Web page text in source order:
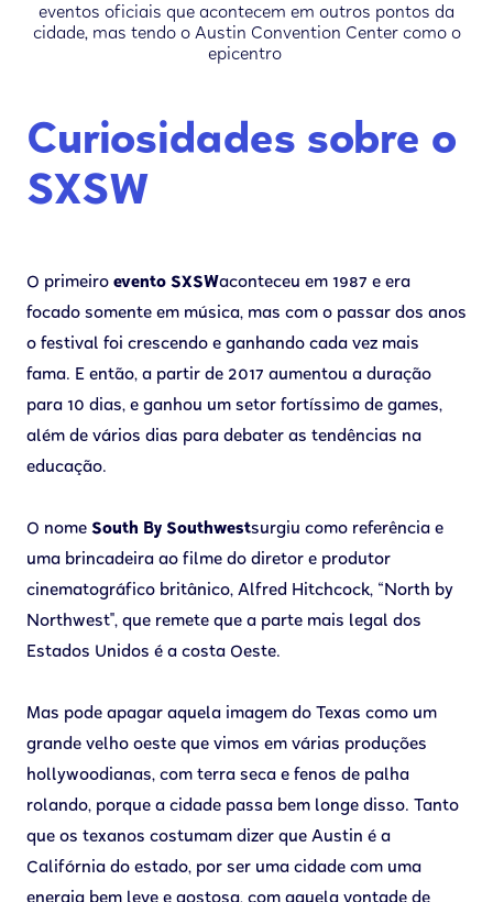
eventos oficiais que acontecem em outros pontos da
cidade, mas tendo o Austin Convention Center como o
epicentro
Curiosidades sobre o
SXSW
O primeiro evento SXSWaconteceu em 1987 e era
focado somente em música, mas com o passar dos anos
o festival foi crescendo e ganhando cada vez mais
fama. E então, a partir de 2017 aumentou a duração
para 10 dias, e ganhou um setor fortíssimo de games,
além de vários dias para debater as tendências na
educação.
O nome South By Southwestsurgiu como referência e
uma brincadeira ao filme do diretor e produtor
cinematográfico britânico, Alfred Hitchcock, “North by
Northwest", que remete que a parte mais legal dos
Estados Unidos é a costa Oeste.
Mas pode apagar aquela imagem do Texas como um
grande velho oeste que vimos em várias produções
hollywoodianas, com terra seca e fenos de palha
rolando, porque a cidade passa bem longe disso. Tanto
que os texanos costumam dizer que Austin é a
Califórnia do estado, por ser uma cidade com uma